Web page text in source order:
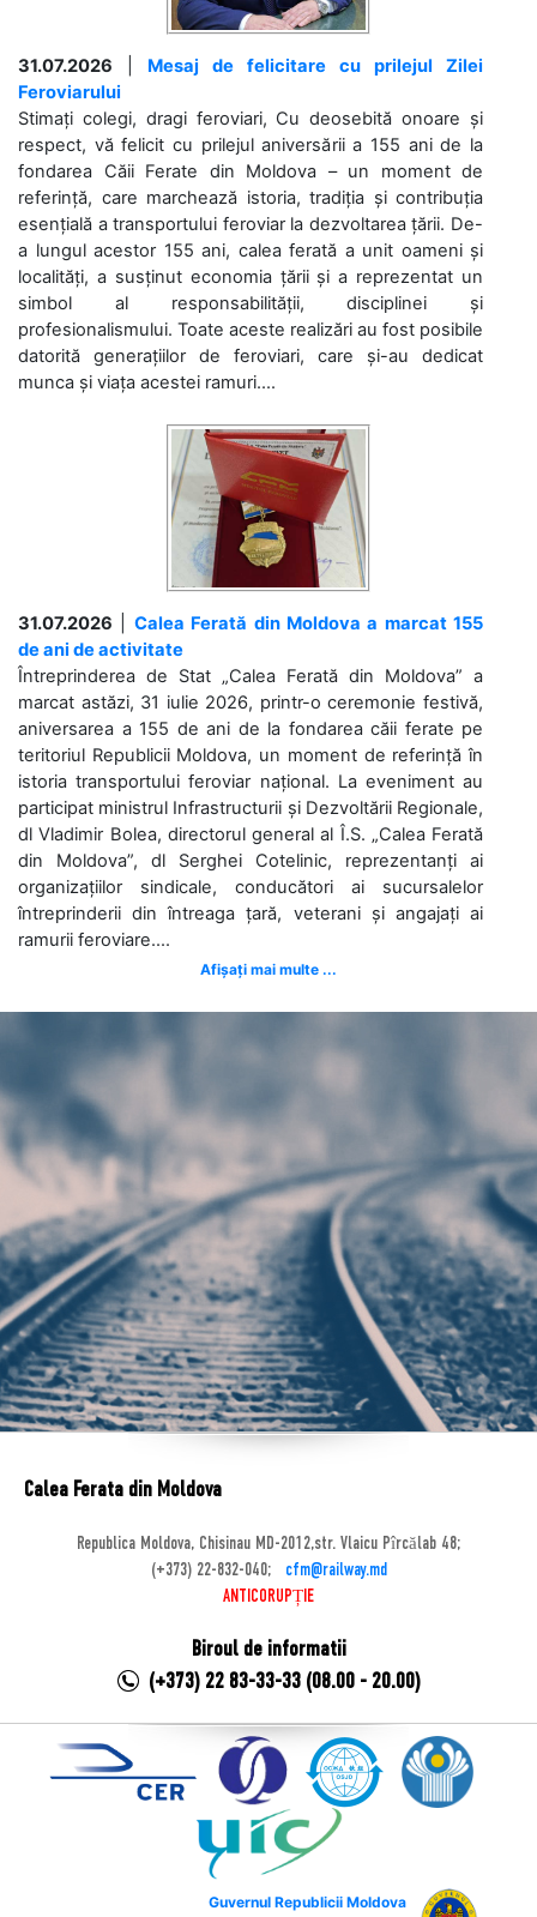
31.07.2026
Mesaj de felicitare cu prilejul Zilei
Feroviarului
Stimați colegi, dragi feroviari, Cu deosebită onoare și
respect, vă felicit cu prilejul aniversării a 155 ani de la
fondarea Căii Ferate din Moldova – un moment de
referință, care marchează istoria, tradiția și contribuția
esențială a transportului feroviar la dezvoltarea țării. De-
a lungul acestor 155 ani, calea ferată a unit oameni și
localități, a susținut economia țării și a reprezentat un
simbol al responsabilității, disciplinei și
profesionalismului. Toate aceste realizări au fost posibile
datorită generațiilor de feroviari, care și-au dedicat
munca și viața acestei ramuri....
31.07.2026
Calea Ferată din Moldova a marcat 155
de ani de activitate
Întreprinderea de Stat „Calea Ferată din Moldova” a
marcat astăzi, 31 iulie 2026, printr-o ceremonie festivă,
aniversarea a 155 de ani de la fondarea căii ferate pe
teritoriul Republicii Moldova, un moment de referință în
istoria transportului feroviar național. La eveniment au
participat ministrul Infrastructurii și Dezvoltării Regionale,
dl Vladimir Bolea, directorul general al Î.S. „Calea Ferată
din Moldova”, dl Serghei Cotelinic, reprezentanți ai
organizațiilor sindicale, conducători ai sucursalelor
întreprinderii din întreaga țară, veterani și angajați ai
ramurii feroviare....
Afișați mai multe ...
Calea Ferata din Moldova
Republica Moldova, Chisinau MD-2012,str. Vlaicu Pîrcălab 48;
(+373) 22-832-040;
cfm@railway.md
ANTICORUPȚIE
Biroul de informatii
(+373) 22 83-33-33 (08.00 - 20.00)
Guvernul Republicii Moldova